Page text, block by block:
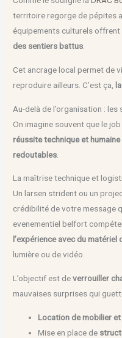
territoire regorge de pépites
équipements culturels
des sentiers battus.
Cet ancrage local permet de
reproduire ailleurs. C’est ça,
Au-delà de l’organisation :
On imagine souvent que le
réussite technique et
redoutables
La maîtrise technique et
Un larsen strident ou un
crédibilité de votre message
evenementiel belfort
l’expérience avec du matériel
lumière ou de vidéo.
L’objectif est deverrouiller
mauvaises surprises qui
Location de mobilier
Mise en place de